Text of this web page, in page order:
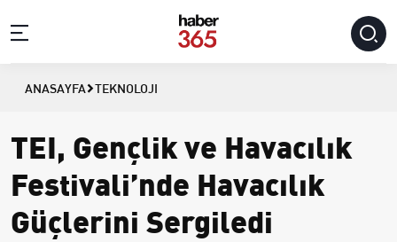
ANASAYFA TEKNOLOJI
TEI, Gençlik ve Havacılık
Festivali’nde Havacılık
Güçlerini Sergiledi